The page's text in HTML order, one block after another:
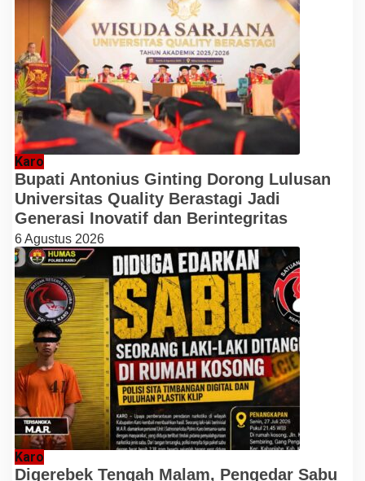
Karo
Bupati Antonius Ginting Dorong Lulusan
Universitas Quality Berastagi Jadi
Generasi Inovatif dan Berintegritas
6 Agustus 2026
Karo
Digerebek Tengah Malam, Pengedar Sabu